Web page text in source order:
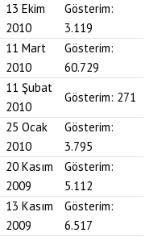
13 Ekim
2010
Gösterim:
3.119
11 Mart
2010
Gösterim:
60.729
11 Şubat
2010
Gösterim: 271
25 Ocak
2010
Gösterim:
3.795
20 Kasım
2009
Gösterim:
5.112
13 Kasım
2009
Gösterim:
6.517